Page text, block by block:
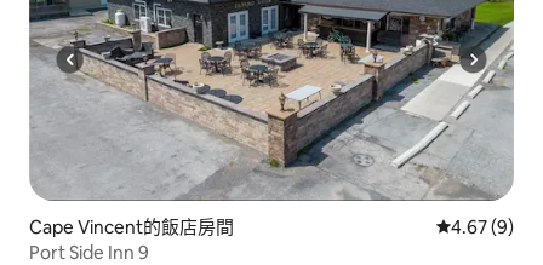
Cape Vincent的飯店房間 從 9 則評價
4.67 (9)
Port Side Inn 9